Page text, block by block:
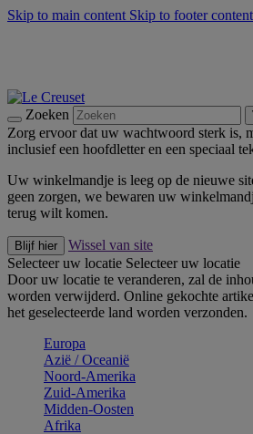
Skip to main content Skip to footer content
Zoeken
Zorg ervoor dat uw wachtwoord sterk is,
inclusief een hoofdletter en een speciaal
Uw winkelmandje is leeg op de nieuwe
geen zorgen, we bewaren uw
terug wilt komen.
Blijf hier
Wissel van site
Selecteer uw locatie Selecteer uw locatie
Door uw locatie te veranderen, zal de
worden verwijderd. Online gekochte
het geselecteerde land worden verzonden.
Europa
Aziё / Oceaniё
Noord-Amerika
Zuid-Amerika
Midden-Oosten
Afrika